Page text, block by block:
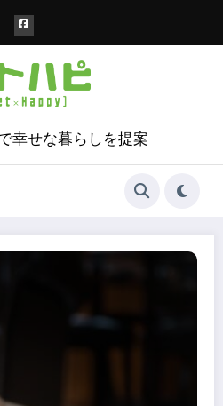
幸せな暮らしを提案